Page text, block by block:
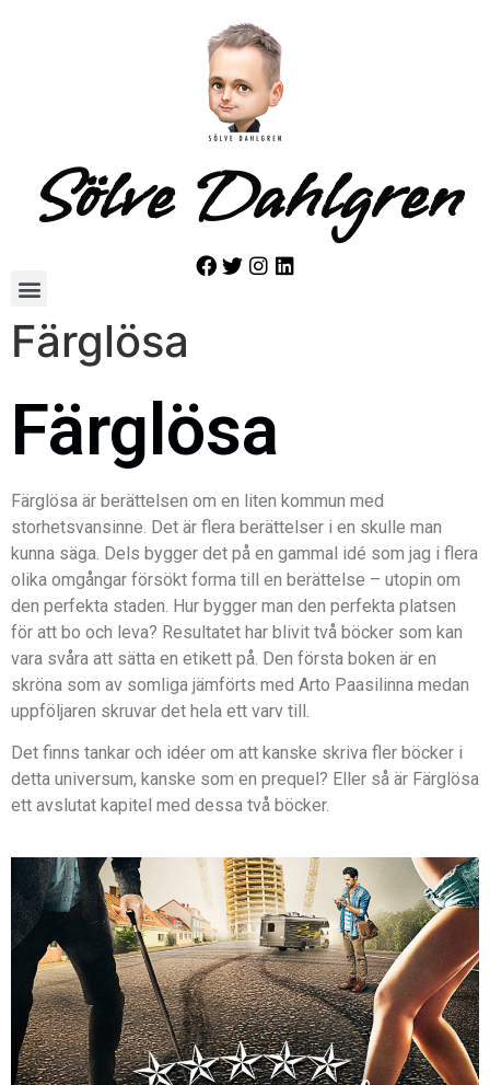
Sölve Dahlgren
Färglösa
Färglösa
Färglösa är berättelsen om en liten kommun med
storhetsvansinne. Det är flera berättelser i en skulle man
kunna säga. Dels bygger det på en gammal idé som jag i flera
olika omgångar försökt forma till en berättelse – utopin om
den perfekta staden. Hur bygger man den perfekta platsen
för att bo och leva? Resultatet har blivit två böcker som kan
vara svåra att sätta en etikett på. Den första boken är en
skröna som av somliga jämförts med Arto Paasilinna medan
uppföljaren skruvar det hela ett varv till.
Det finns tankar och idéer om att kanske skriva fler böcker i
detta universum, kanske som en prequel? Eller så är Färglösa
ett avslutat kapitel med dessa två böcker.